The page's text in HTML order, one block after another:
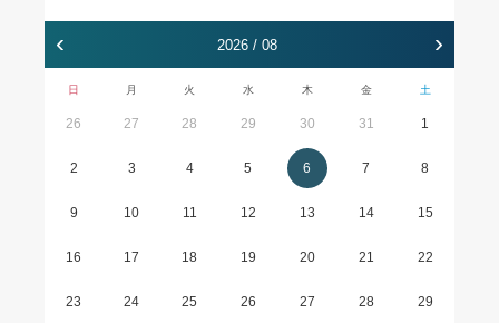
‹ 2026 / 08 ›
日 月 火 水 木 金 土
26 27 28 29 30 31 1
2 3 4 5 6 7 8
9 10 11 12 13 14 15
16 17 18 19 20 21 22
23 24 25 26 27 28 29